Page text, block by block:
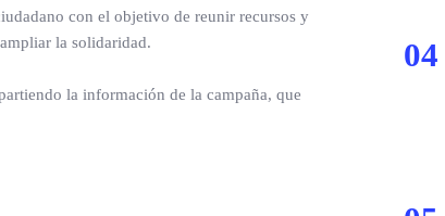
con el objetivo de reunir recursos y
la solidaridad.
la información de la campaña, que
04